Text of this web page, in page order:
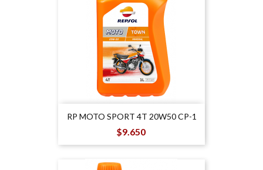
RP MOTO SPORT 4T 20W50 CP-1
Precio
$9.650